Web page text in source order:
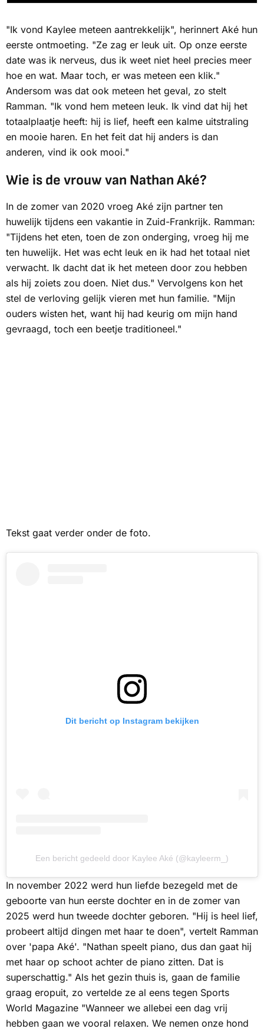
"Ik vond Kaylee meteen aantrekkelijk", herinnert Aké hun
eerste ontmoeting. "Ze zag er leuk uit. Op onze eerste
date was ik nerveus, dus ik weet niet heel precies meer
hoe en wat. Maar toch, er was meteen een klik."
Andersom was dat ook meteen het geval, zo stelt
Ramman. "Ik vond hem meteen leuk. Ik vind dat hij het
totaalplaatje heeft: hij is lief, heeft een kalme uitstraling
en mooie haren. En het feit dat hij anders is dan
anderen, vind ik ook mooi."
Wie is de vrouw van Nathan Aké?
In de zomer van 2020 vroeg Aké zijn partner ten
huwelijk tijdens een vakantie in Zuid-Frankrijk. Ramman:
"Tijdens het eten, toen de zon onderging, vroeg hij me
ten huwelijk. Het was echt leuk en ik had het totaal niet
verwacht. Ik dacht dat ik het meteen door zou hebben
als hij zoiets zou doen. Niet dus." Vervolgens kon het
stel de verloving gelijk vieren met hun familie. "Mijn
ouders wisten het, want hij had keurig om mijn hand
gevraagd, toch een beetje traditioneel."
Tekst gaat verder onder de foto.
Dit bericht op Instagram bekijken
Een bericht gedeeld door Kaylee Aké (@kayleerm_)
In november 2022 werd hun liefde bezegeld met de
geboorte van hun eerste dochter en in de zomer van
2025 werd hun tweede dochter geboren. "Hij is heel lief,
probeert altijd dingen met haar te doen", vertelt Ramman
over 'papa Aké'. "Nathan speelt piano, dus dan gaat hij
met haar op schoot achter de piano zitten. Dat is
superschattig." Als het gezin thuis is, gaan de familie
graag eropuit, zo vertelde ze al eens tegen Sports
World Magazine "Wanneer we allebei een dag vrij
hebben gaan we vooral relaxen. We nemen onze hond